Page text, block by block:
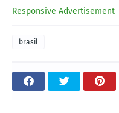
Responsive Advertisement
brasil